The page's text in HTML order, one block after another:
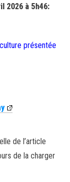
2026 à 5h46:
présentée
de l’article
de la charger